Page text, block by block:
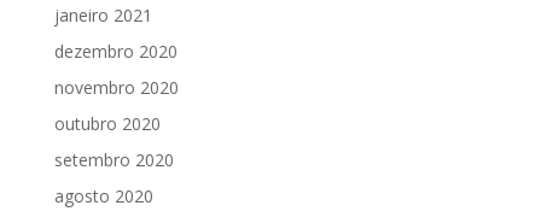
janeiro 2021
dezembro 2020
novembro 2020
outubro 2020
setembro 2020
agosto 2020